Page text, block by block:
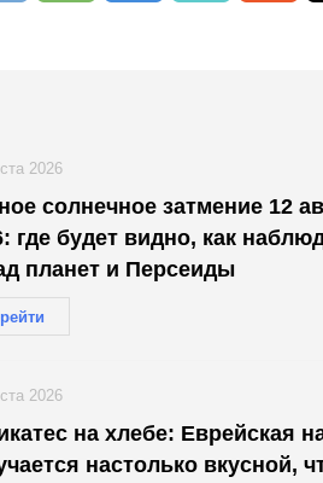
солнечное затмение 12
где будет видно, как
планет и Персеиды
2026
на хлебе: Еврейская
настолько вкусной,
2026